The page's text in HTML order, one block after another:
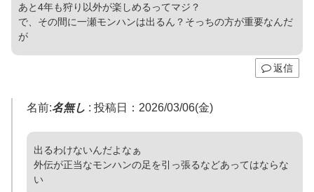
あと4年も狩り以外が楽しめるってマジ？
で、その間に一瀬モンハンは出るん？そっちの方が重要なんだ
が
返信
名前:名無し : 投稿日：2026/03/06(金)
出るわけないんだよなぁ
外伝が正当なモンハンの足を引っ張るなどあってはならな
い